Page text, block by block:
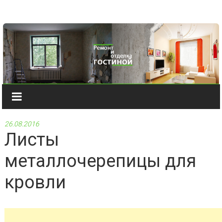
26.08.2016
Листы
металлочерепицы для
кровли